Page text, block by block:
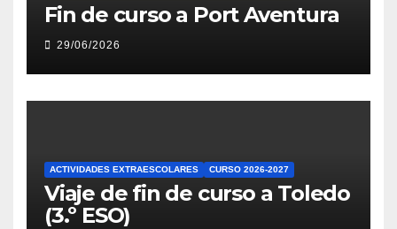
Fin de curso a Port Aventura
29/06/2026
ACTIVIDADES EXTRAESCOLARES CURSO 2026-2027
Viaje de fin de curso a Toledo
(3.º ESO)